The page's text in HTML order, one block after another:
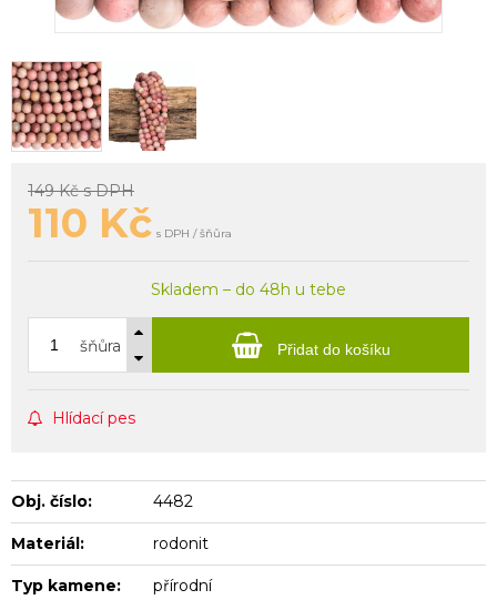
149 Kčs DPH
110 Kč s DPH / šňůra
Skladem – do 48h u tebe
šňůra Přidat do košíku
Hlídací pes
Obj. číslo: 4482
Materiál: rodonit
Typ kamene: přírodní